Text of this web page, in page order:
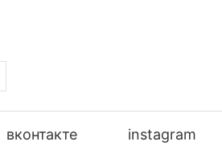
вконтакте instagram